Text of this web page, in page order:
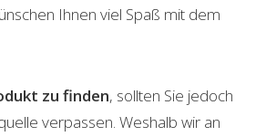
Ihnen viel Spaß mit dem
zu finden, sollten Sie jedoch
verpassen. Weshalb wir an